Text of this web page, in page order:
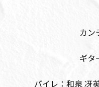
カン
ギタ
バイレ：和泉